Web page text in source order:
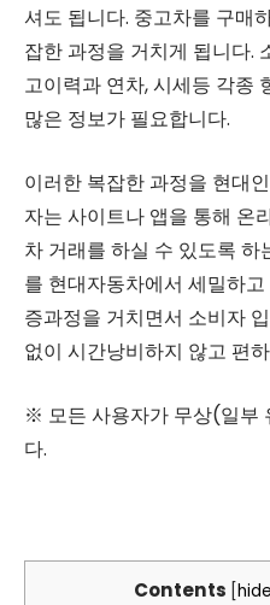
셔도 됩니다. 중고차를 구매
잡한 과정을 거치게 됩니다.
고이력과 연차, 시세등 각종
많은 정보가 필요합니다.
이러한 복잡한 과정을 현대
자는 사이트나 앱을 통해 온
차 거래를 하실 수 있도록
를 현대자동차에서 세밀하
증과정을 거치면서 소비자
없이 시간낭비하지 않고 편
※ 모든 사용자가 무상(일부
다.
Contents [hide